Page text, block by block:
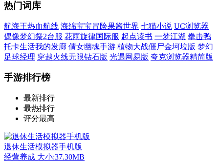
热门词库
航海王热血航线 海绵宝宝冒险果酱世界 七猫小说 UC浏览器
偶像梦幻祭2台服 花雨旋律国际服 起点读书 一梦江湖 拳击鸭
托卡生活我的发廊 倩女幽魂手游 植物大战僵尸金坷垃版 梦幻
足球经理 穿越火线无限钻石版 光遇网易版 夸克浏览器精简版
手游排行榜
最新排行
最热排行
评分最高
退休生活模拟器手机版
经营养成 大小:37.30MB